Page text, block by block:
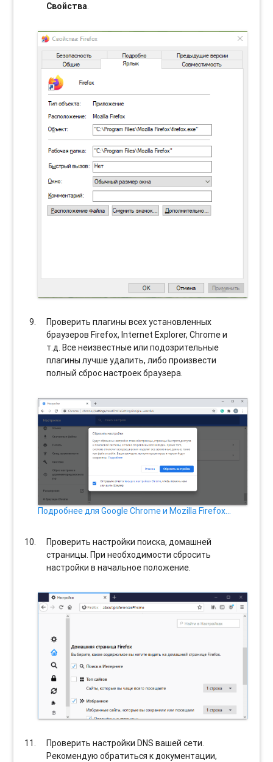
Свойства.
Проверить плагины всех установленных
браузеров Firefox, Internet Explorer, Chrome и
т.д. Все неизвестные или подозрительные
плагины лучше удалить, либо произвести
полный сброс настроек браузера.
Подробнее для Google Chrome и Mozilla Firefox…
Проверить настройки поиска, домашней
страницы. При необходимости сбросить
настройки в начальное положение.
Проверить настройки DNS вашей сети.
Рекомендую обратиться к документации,